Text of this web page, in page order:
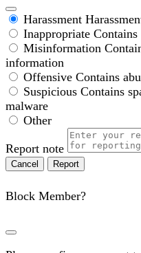
Harassment
Inappropriate
Misinformation
information
Offensive Contains
Suspicious Contains
malware
Other
Report note
Report
Block Member?